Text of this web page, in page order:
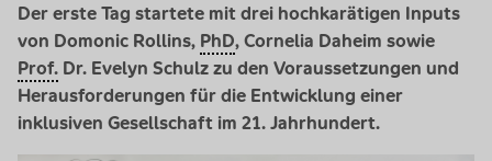
Der erste Tag startete mit drei hochkarätigen Inputs
von Domonic Rollins, PhD, Cornelia Daheim sowie
Prof. Dr. Evelyn Schulz zu den Voraussetzungen und
Herausforderungen für die Entwicklung einer
inklusiven Gesellschaft im 21. Jahrhundert.